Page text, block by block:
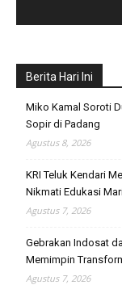
Berita Hari Ini
Miko Kamal Soroti
Sopir di Padang
Agustus 8, 2026
KRI Teluk Kendari
Nikmati Edukasi
Agustus 7, 2026
Gebrakan Indosat
Memimpin
Agustus 7, 2026